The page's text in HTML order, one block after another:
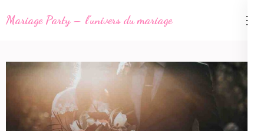
au
(Pressez
Entrée)
Mariage Party – l'univers du mariage